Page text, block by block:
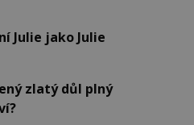
Julie jako Julie
zlatý důl plný